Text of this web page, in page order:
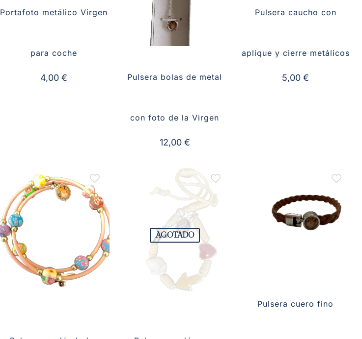
Portafoto metálico Virgen
para coche
4,00€ Pulsera bolas de metal
con foto de la Virgen
12,00 €
Pulsera caucho con
aplique y cierre metálicos
5,00€
AGOTADO
Pulsera cuero fino